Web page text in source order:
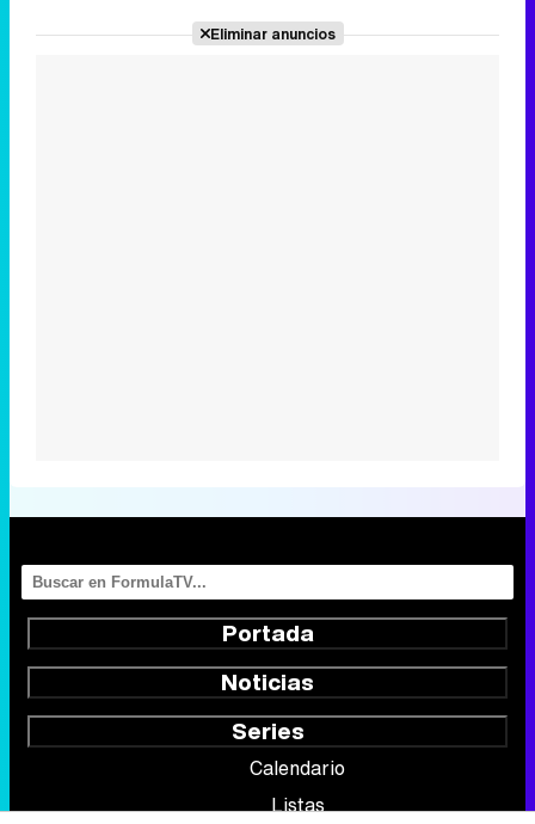
Eliminar anuncios
Portada
Noticias
Series
Calendario
Listas